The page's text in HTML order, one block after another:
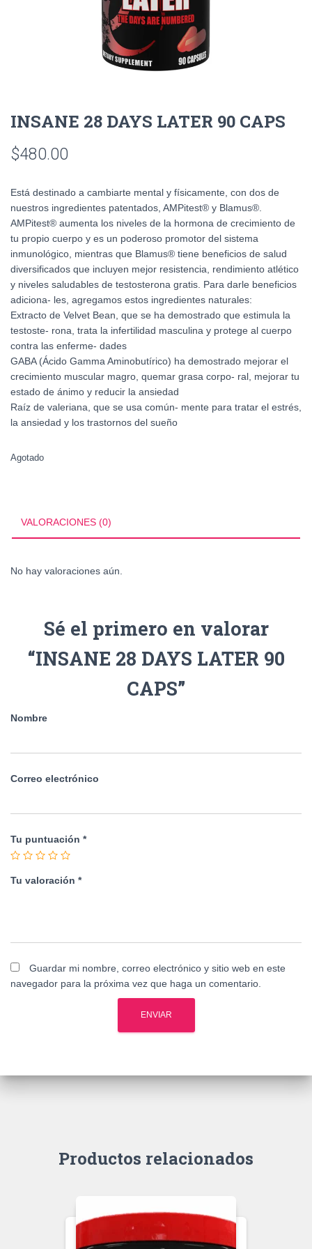
INSANE 28 DAYS LATER 90 CAPS
$480.00
Está destinado a cambiarte mental y físicamente, con dos de
nuestros ingredientes patentados, AMPitest® y Blamus®.
AMPitest® aumenta los niveles de la hormona de crecimiento de
tu propio cuerpo y es un poderoso promotor del sistema
inmunológico, mientras que Blamus® tiene beneficios de salud
diversificados que incluyen mejor resistencia, rendimiento atlético
y niveles saludables de testosterona gratis. Para darle beneficios
adiciona- les, agregamos estos ingredientes naturales:
Extracto de Velvet Bean, que se ha demostrado que estimula la
testoste- rona, trata la infertilidad masculina y protege al cuerpo
contra las enferme- dades
GABA (Ácido Gamma Aminobutírico) ha demostrado mejorar el
crecimiento muscular magro, quemar grasa corpo- ral, mejorar tu
estado de ánimo y reducir la ansiedad
Raíz de valeriana, que se usa común- mente para tratar el estrés,
la ansiedad y los trastornos del sueño
Agotado
VALORACIONES (0)
No hay valoraciones aún.
Sé el primero en valorar
“INSANE 28 DAYS LATER 90
CAPS”
Nombre
Correo electrónico
Tu puntuación *
Tu valoración *
Guardar mi nombre, correo electrónico y sitio web en este
navegador para la próxima vez que haga un comentario.
Productos relacionados